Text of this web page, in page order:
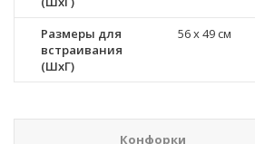
Размеры для
встраивания
(ШхГ)
56 x 49 см
Конфорки